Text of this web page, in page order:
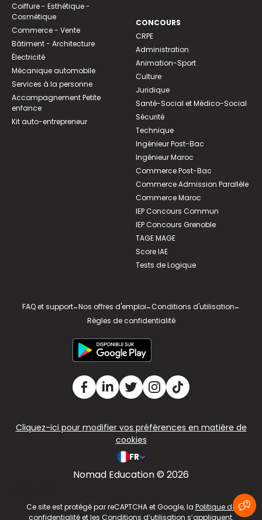
Coiffure - Esthétique -
Cosmétique
Commerce - Vente
Bâtiment - Architecture
Électricité
Mécanique automobile
Services à la personne
Accompagnement Petite
enfance
Kit auto-entrepreneur
CONCOURS
CRPE
Administration
Animation-Sport
Culture
Juridique
Santé-Social et Médico-Social
Sécurité
Technique
Ingénieur Post-Bac
Ingénieur Maroc
Commerce Post-Bac
Commerce Admission Parallèle
Commerce Maroc
IEP Concours Commun
IEP Concours Grenoble
TAGE MAGE
Score IAE
Tests de Logique
FAQ et support-Nos offres d'emploi-Conditions d'utilisation-
Règles de confidentialité
Cliquez-ici pour modifier vos préférences en matière de
cookies
FR
Nomad Education © 2026
Ce site est protégé par reCAPTCHA et Google, la Politique de
confidentialitéet les Conditions d’utilisation s’appliquent.